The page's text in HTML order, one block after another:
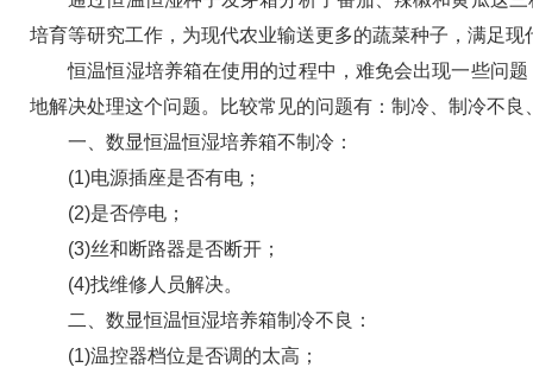
培育等研究工作，为现代农业输送更多的蔬菜种子，满足现
恒温恒湿培养箱在使用的过程中，难免会出现一些问题
地解决处理这个问题。比较常见的问题有：制冷、制冷不
一、数显恒温恒湿培养箱不制冷：
(1)电源插座是否有电；
(2)是否停电；
(3)丝和断路器是否断开；
(4)找维修人员解决。
二、数显恒温恒湿培养箱制冷不良：
(1)温控器档位是否调的太高；